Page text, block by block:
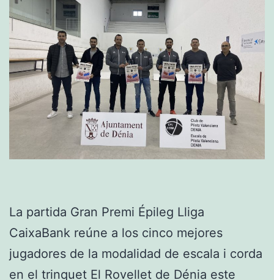
La partida Gran Premi Épileg Lliga
CaixaBank reúne a los cinco mejores
jugadores de la modalidad de escala i corda
en el trinquet El Rovellet de Dénia este